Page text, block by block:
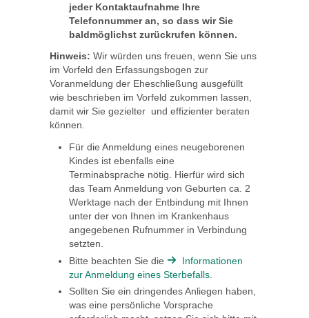
jeder Kontaktaufnahme Ihre
Telefonnummer an, so dass wir Sie
baldmöglichst zurückrufen können.
Hinweis: Wir würden uns freuen, wenn Sie uns
im Vorfeld den Erfassungsbogen zur
Voranmeldung der Eheschließung ausgefüllt
wie beschrieben im Vorfeld zukommen lassen,
damit wir Sie gezielter und effizienter beraten
können.
Für die Anmeldung eines neugeborenen
Kindes ist ebenfalls eine
Terminabsprache nötig. Hierfür wird sich
das Team Anmeldung von Geburten ca. 2
Werktage nach der Entbindung mit Ihnen
unter der von Ihnen im Krankenhaus
angegebenen Rufnummer in Verbindung
setzten.
Bitte beachten Sie die
Informationen
zur Anmeldung eines Sterbefalls
Sollten Sie ein dringendes Anliegen haben,
was eine persönliche Vorsprache